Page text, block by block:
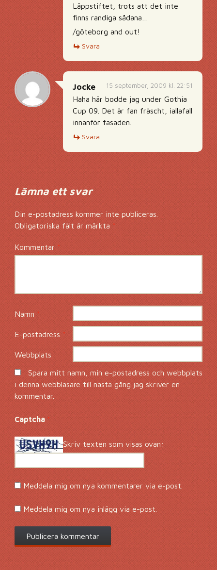
Läppstiftet, trots att det inte
finns randiga sådana…
/göteborg and out!
Svara
15 september, 2009 kl. 22:51
Jocke
Haha här bodde jag under Gothia
Cup 09. Det är fan fräscht, iallafall
innanför fasaden.
Svara
Lämna ett svar
Din e-postadress kommer inte publiceras.
Obligatoriska fält är märkta*
Kommentar*
Namn*
E-postadress*
Webbplats
Spara mitt namn, min e-postadress och webbplats
i denna webbläsare till nästa gång jag skriver en
kommentar.
Captcha *
Skriv texten som visas ovan:
Meddela mig om nya kommentarer via e-post.
Meddela mig om nya inlägg via e-post.